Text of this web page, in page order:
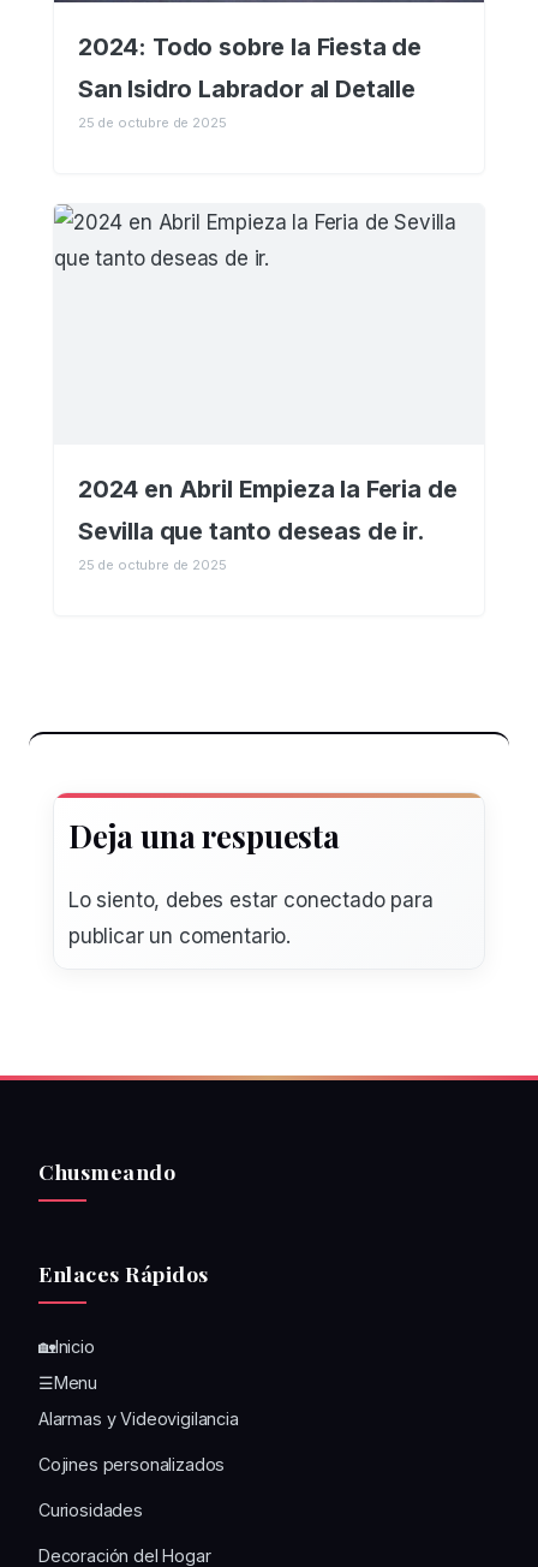
2024: Todo sobre la Fiesta de
San Isidro Labrador al Detalle
25 de octubre de 2025
2024 en Abril Empieza la Feria de
Sevilla que tanto deseas de ir.
25 de octubre de 2025
Deja una respuesta
Lo siento, debes estar conectadopara
publicar un comentario.
Chusmeando
Enlaces Rápidos
🏡Inicio
☰Menu
Alarmas y Videovigilancia
Cojines personalizados
Curiosidades
Decoración del Hogar